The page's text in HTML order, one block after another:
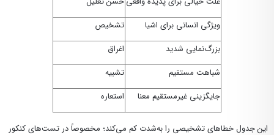
ویژگی انسانی برای اشیا
تشخیص
بزرگ‌نمایی شدید
اغراق
شباهت مستقیم
تشبیه
جایگزینی غیرمستقیم معنا
استعاره
این جدول خطاهای تشخیصی را به‌شدت کم می‌کند؛ مخصوصاً در تست‌های کنکور